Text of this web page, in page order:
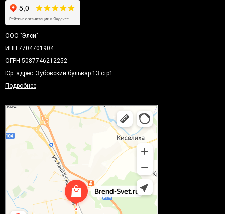
ООО "Элси"
ИНН 7704701904
ОГРН 5087746212252
Юр. адрес: Зубовский бульвар 13 стр1
Подробнее